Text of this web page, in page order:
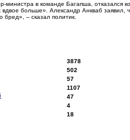
в команде Багапша, отказался
больше». Александр Анкваб заявил,
-- сказал политик.
3878
502
57
1107
47
4
18